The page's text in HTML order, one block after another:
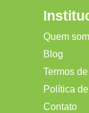
Quem
Blog
Termos
Política
Contato